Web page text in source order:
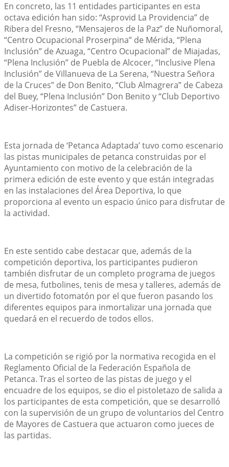
En concreto, las 11 entidades participantes en esta
octava edición han sido: “Asprovid La Providencia” de
Ribera del Fresno, “Mensajeros de la Paz” de Nuñomoral,
“Centro Ocupacional Proserpina” de Mérida, “Plena
Inclusión” de Azuaga, “Centro Ocupacional” de Miajadas,
“Plena Inclusión” de Puebla de Alcocer, “Inclusive Plena
Inclusión” de Villanueva de La Serena, “Nuestra Señora
de la Cruces” de Don Benito, “Club Almagrera” de Cabeza
del Buey, “Plena Inclusión” Don Benito y “Club Deportivo
Adiser-Horizontes” de Castuera.
Esta jornada de ‘Petanca Adaptada’ tuvo como escenario
las pistas municipales de petanca construidas por el
Ayuntamiento con motivo de la celebración de la
primera edición de este evento y que están integradas
en las instalaciones del Área Deportiva, lo que
proporciona al evento un espacio único para disfrutar de
la actividad.
En este sentido cabe destacar que, además de la
competición deportiva, los participantes pudieron
también disfrutar de un completo programa de juegos
de mesa, futbolines, tenis de mesa y talleres, además de
un divertido fotomatón por el que fueron pasando los
diferentes equipos para inmortalizar una jornada que
quedará en el recuerdo de todos ellos.
La competición se rigió por la normativa recogida en el
Reglamento Oficial de la Federación Española de
Petanca. Tras el sorteo de las pistas de juego y el
encuadre de los equipos, se dio el pistoletazo de salida a
los participantes de esta competición, que se desarrolló
con la supervisión de un grupo de voluntarios del Centro
de Mayores de Castuera que actuaron como jueces de
las partidas.